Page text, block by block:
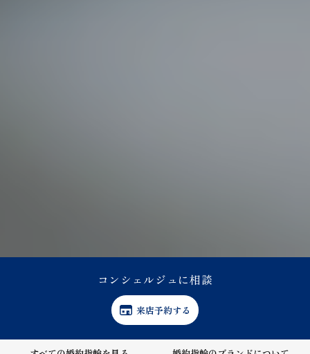
コンシェルジュに相談
来店予約する